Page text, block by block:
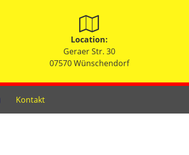
Location:
Geraer Str. 30
07570 Wünschendorf
Kontakt